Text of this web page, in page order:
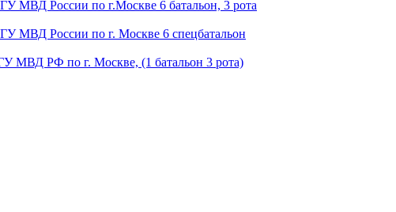
МВД России по г.Москве 6 батальон, 3 рота
МВД России по г. Москве 6 спецбатальон
МВД РФ по г. Москве, (1 батальон 3 рота)